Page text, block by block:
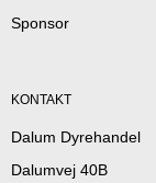
Sponsor
KONTAKT
Dalum Dyrehandel
Dalumvej 40B